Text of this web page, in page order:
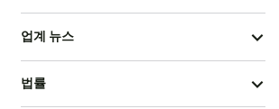
업계 뉴스
법률